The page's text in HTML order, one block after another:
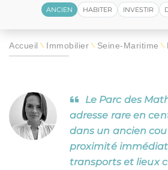
ANCIEN HABITER INVESTIR
Accueil \ Immobilier \ Seine-Maritime \
Le Parc des
adresse rare en
dans un ancien
proximité
transports et lieux